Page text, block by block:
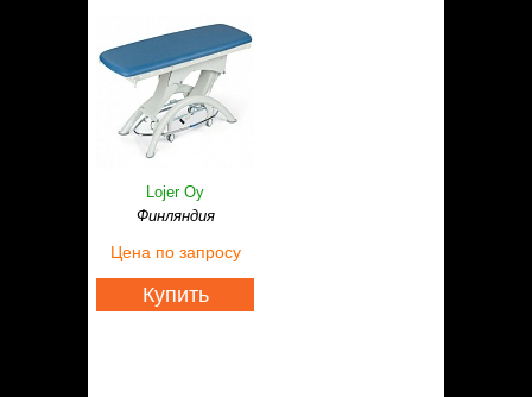
Lojer Oy
Финляндия
Цена по запросу
Купить